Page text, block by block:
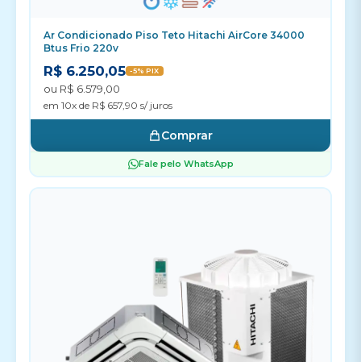
Ar Condicionado Piso Teto Hitachi AirCore 34000
Btus Frio 220v
R$ 6.250,05 -5% PIX
ou R$ 6.579,00
em 10x de R$ 657,90 s/ juros
Comprar
Fale pelo WhatsApp